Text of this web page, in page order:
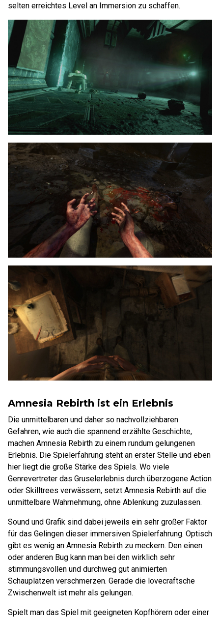
selten erreichtes Level an Immersion zu schaffen.
Amnesia Rebirth ist ein Erlebnis
Die unmittelbaren und daher so nachvollziehbaren
Gefahren, wie auch die spannend erzählte Geschichte,
machen Amnesia Rebirth zu einem rundum gelungenen
Erlebnis. Die Spielerfahrung steht an erster Stelle und eben
hier liegt die große Stärke des Spiels. Wo viele
Genrevertreter das Gruselerlebnis durch überzogene Action
oder Skilltrees verwässern, setzt Amnesia Rebirth auf die
unmittelbare Wahrnehmung, ohne Ablenkung zuzulassen.
Sound und Grafik sind dabei jeweils ein sehr großer Faktor
für das Gelingen dieser immersiven Spielerfahrung. Optisch
gibt es wenig an Amnesia Rebirth zu meckern. Den einen
oder anderen Bug kann man bei den wirklich sehr
stimmungsvollen und durchweg gut animierten
Schauplätzen verschmerzen. Gerade die lovecraftsche
Zwischenwelt ist mehr als gelungen.
Spielt man das Spiel mit geeigneten Kopfhörern oder einer